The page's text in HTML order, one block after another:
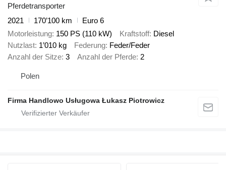
Pferdetransporter
2021
170’100 km
Euro 6
Motorleistung 150 PS (110 kW) Kraftstoff Diesel
Nutzlast 1’010 kg Federung Feder/Feder
Anzahl der Sitze 3 Anzahl der Pferde 2
Polen
Firma Handlowo Usługowa Łukasz Piotrowicz